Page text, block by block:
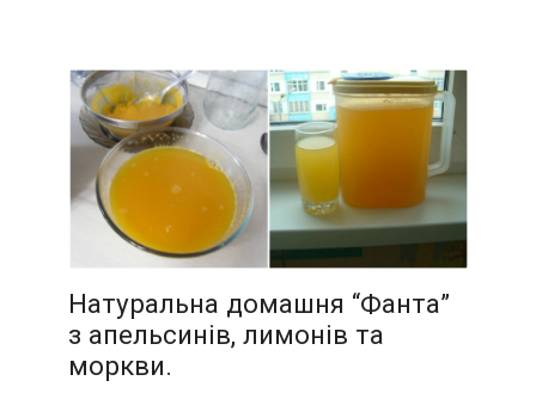
Натуральна домашня “Фанта”
з апельсинів, лимонів та
моркви.